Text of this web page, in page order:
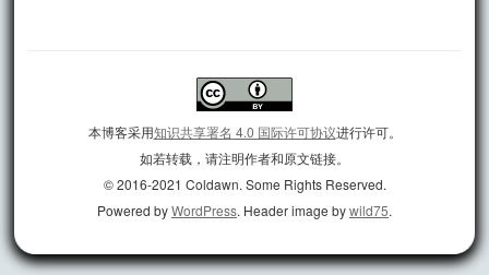
本博客采用知识共享署名 4.0 国际许可协议进行许可。
如若转载，请注明作者和原文链接。
© 2016-2021 Coldawn. Some Rights Reserved.
Powered byWordPress. Header image bywild75.